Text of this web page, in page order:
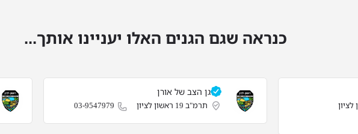
כנראה שגם הגנים האלו יעניינו אותך...
גן הצב של אורן
תרמ"ב 19 ראשון לציון 03-9547979